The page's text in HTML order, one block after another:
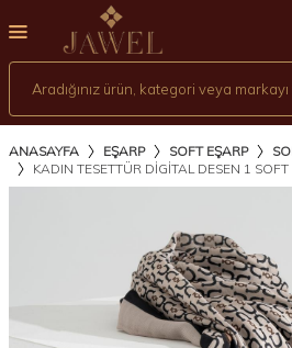
ANASAYFA EŞARP SOFT EŞARP
KADIN TESETTÜR DIGITAL DESEN 1